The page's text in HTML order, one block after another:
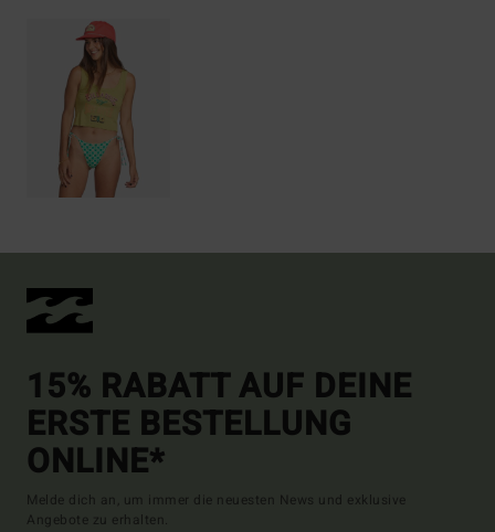
15% RABATT AUF DEINE
ERSTE BESTELLUNG
ONLINE*
Melde dich an, um immer die neuesten News und exklusive
Angebote zu erhalten.